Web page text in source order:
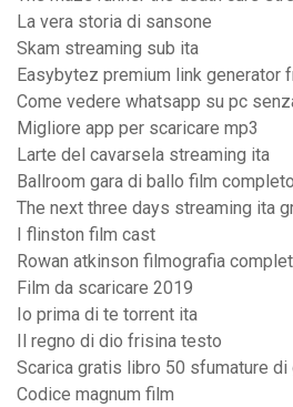
La vera storia di sansone
Skam streaming sub ita
Easybytez premium link generator
Come vedere whatsapp su pc
Migliore app per scaricare mp3
Larte del cavarsela streaming ita
Ballroom gara di ballo film completo
The next three days streaming ita
I flinston film cast
Rowan atkinson filmografia
Film da scaricare 2019
Io prima di te torrent ita
Il regno di dio frisina testo
Scarica gratis libro 50 sfumature di
Codice magnum film